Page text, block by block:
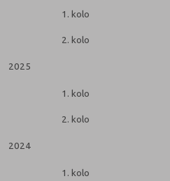
1. kolo
2. kolo
2025
1. kolo
2. kolo
2024
1. kolo